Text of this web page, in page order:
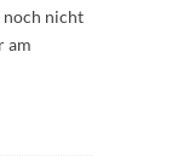
noch nicht
am